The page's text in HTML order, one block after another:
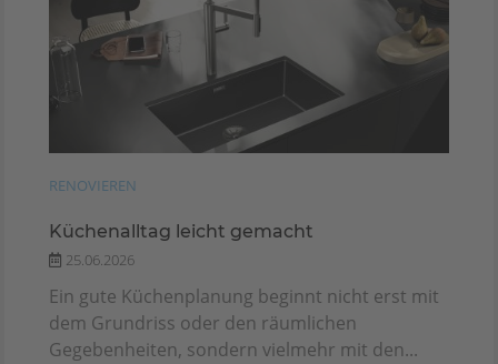
RENOVIEREN
Küchenalltag leicht gemacht
25.06.2026
Ein gute Küchenplanung beginnt nicht erst mit
dem Grundriss oder den räumlichen
Gegebenheiten, sondern vielmehr mit den...